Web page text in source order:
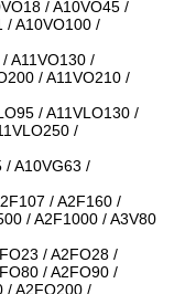
/ A10VO45 /
/ A10VO100 /
A11VO130 /
/ A11VO210 /
/ A11VLO130 /
/
/ A10VG63 /
/ A2F160 /
/ A2F1000 / A3V80
/ A2FO28 /
/ A2FO90 /
/ A2FO200 /